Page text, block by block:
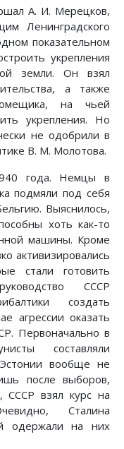
А. И. Мерецков,
Ленинградского
показательном
укрепления
земли. Он взял
а также
на чьей
укрепления. Но
не одобрили в
В. М. Молотова.
года. Немцы в
подмяли под себя
Выяснилось,
хоть как-то
машины. Кроме
активизировались
стали готовить
СССР
создать
агрессии оказать
Первоначально в
составляли
вообще не
после выборов,
СССР взял курс на
Сталина
одержали на них